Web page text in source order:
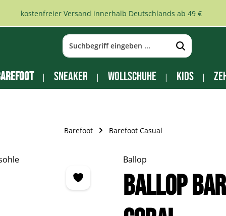
kostenfreier Versand innerhalb Deutschlands ab 49 €
Sneaker Wollschuhe Kids
Barefoot Barefoot Casual
Ballop
BALLOP